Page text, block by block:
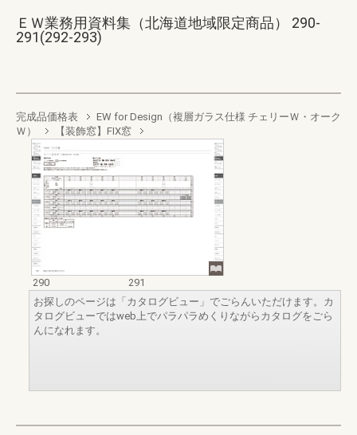
ＥＷ業務用資料集（北海道地域限定商品） 290-
291(292-293)
完成品価格表
EW for Design（複層ガラス仕様 チェリーＷ・オーク
Ｗ）
【装飾窓】FIX窓
290
291
お探しのページは「カタログビュー」でごらんいただけます。カ
タログビューではweb上でパラパラめくりながらカタログをごら
んになれます。